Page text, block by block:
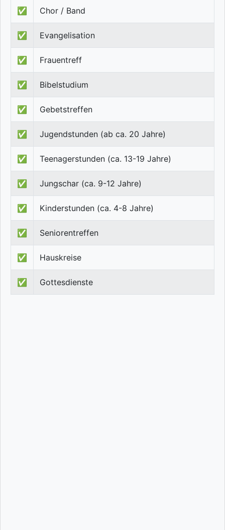
✅ Chor / Band
✅ Evangelisation
✅ Frauentreff
✅ Bibelstudium
✅ Gebetstreffen
✅ Jugendstunden (ab ca. 20 Jahre)
✅ Teenagerstunden (ca. 13-19 Jahre)
✅ Jungschar (ca. 9-12 Jahre)
✅ Kinderstunden (ca. 4-8 Jahre)
✅ Seniorentreffen
✅ Hauskreise
✅ Gottesdienste